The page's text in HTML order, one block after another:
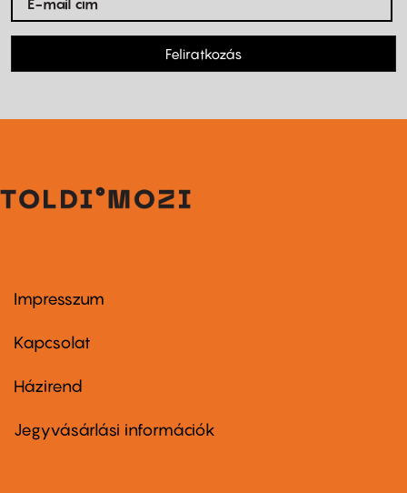
Feliratkozás
Footer
first
Impresszum
Kapcsolat
Footer
second
Házirend
Jegyvásárlási információk